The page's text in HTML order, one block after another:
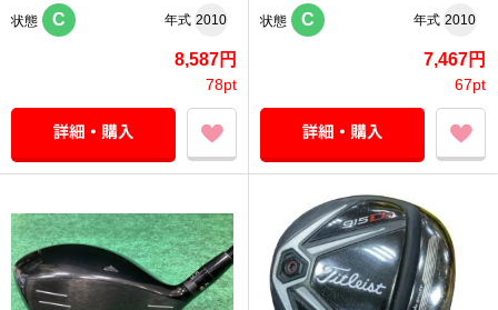
状態 C 年式 2010
8,587円
78pt
状態 C 年式 2010
7,467円
67pt